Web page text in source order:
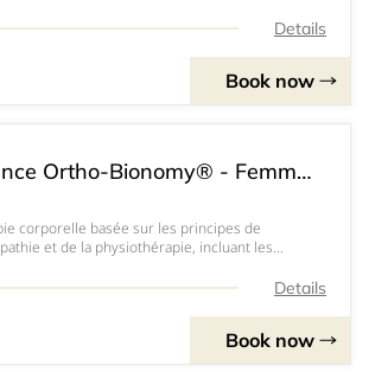
à tout âge, l’Ortho-Bionomy® stimule lesDetails
Book now
Séance Ortho-Bionomy® - Femme Enceinte - CHF 120.-
corporelle basée sur les principes de
et de la physiothérapie, incluant les
à tout âge, l’Ortho-Bionomy® stimule lesDetails
Book now